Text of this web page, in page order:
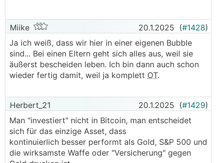
thez schrieb: Stimme euch voll zu. Mehr
Zufriedenheit und nicht dauernd das Streben
nach "mehr" würde unserer Gesellschaft gut tun.
───────────────
Ich tu mir da gerade schwer, meine Füße still zu
Haus. Mein Vater 1.800€ Pension und meine
Mutter 300€. Bei meinen Eltern laufen ganz
andere Gespräche.
Miike 20.1.2025 (#1428)
Ja ich weiß, dass wir hier in einer eigenen Bubble
sind... Bei einen Eltern geht sich alles aus, weil sie
äußerst bescheiden leben. Ich bin dann auch schon
wieder fertig damit, weil ja komplett OT.
Herbert_21 20.1.2025 (#1429)
Man "investiert" nicht in Bitcoin, man entscheidet
sich für das einzige Asset, dass
kontinuierlich besser performt als Gold, S&P 500 und
die wirksamste Waffe oder "Versicherung" gegen